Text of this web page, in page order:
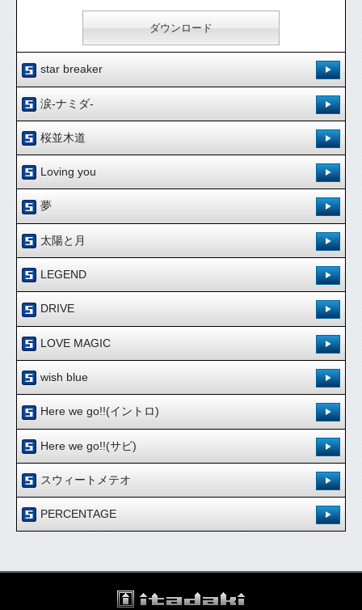
ダウンロード
star breaker
登録日：'09.8.20
[ 5.00 /1件]
ダウンロード：91
涙-ナミダ-
登録日：'09.8.20
[ 5.00 /1件]
ダウンロード：99
桜並木道
登録日：'09.8.20
[ 5.00 /1件]
ダウンロード：111
Loving you
登録日：'09.8.20
[ 5.00 /1件]
ダウンロード：91
夢
登録日：'09.8.20
[ 5.00 /1件]
125
太陽と月
登録日：'09.8.20
[ 5.00 /1件]
ダウンロード：66
LEGEND
登録日：'09.8.20
[ 5.00 /1件]
ダウンロード：62
DRIVE
登録日：'09.8.20
[ 5.00 /1件]
ダウンロード：131
ダウンロード
LOVE MAGIC
登録日：'09.9.15
[ 5.00 /1件]
153
wish blue
登録日：'09.11.18
[ 5.00 /1件]
ダウンロード：56
Here we go!!(イントロ)
登録日：'09.11.18
[ 5.00 /1件]
ダウンロード：31
Here we go!!(サビ)
登録日：'09.11.18
[ 5.00 /1件]
ダウンロード：30
スウィートメテオ
登録日：'09.11.18
[ 5.00 /1件]
ダウンロード
PERCENTAGE